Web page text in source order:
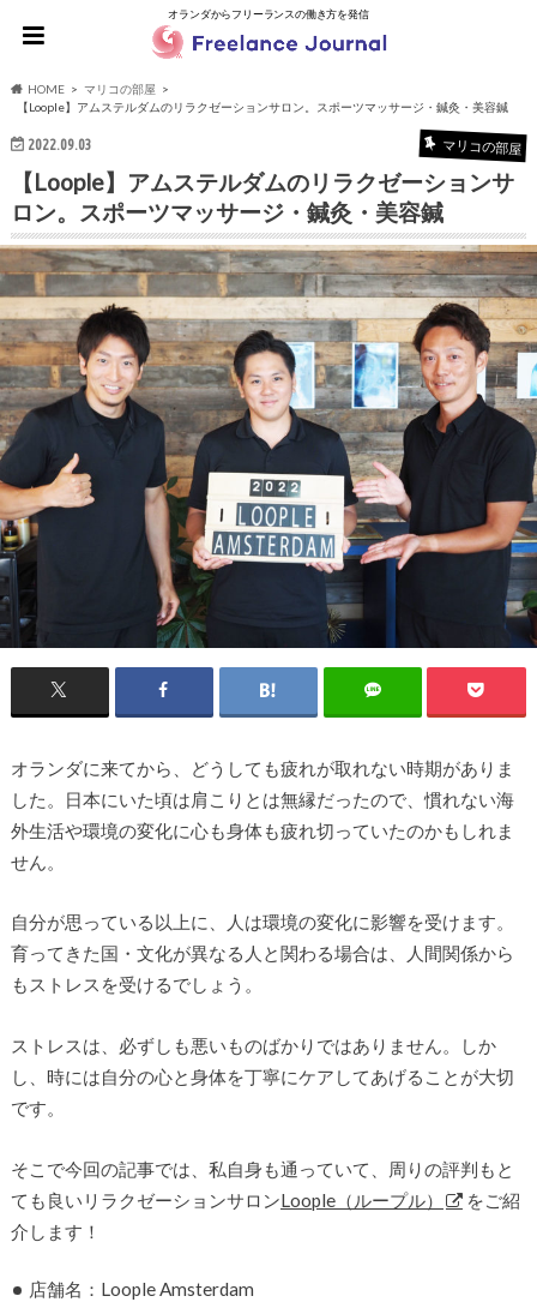
オランダからフリーランスの働き方を発信
HOME
マリコの部屋
【Loople】アムステルダムのリラクゼーションサロン。スポーツマッサージ・鍼灸・美容鍼
2022.09.03 マリコの部屋
【Loople】アムステルダムのリラクゼーションサ
ロン。スポーツマッサージ・鍼灸・美容鍼
オランダに来てから、どうしても疲れが取れない時期がありま
した。日本にいた頃は肩こりとは無縁だったので、慣れない海
外生活や環境の変化に心も身体も疲れ切っていたのかもしれま
せん。
自分が思っている以上に、人は環境の変化に影響を受けます。
育ってきた国・文化が異なる人と関わる場合は、人間関係から
もストレスを受けるでしょう。
ストレスは、必ずしも悪いものばかりではありません。しか
し、時には自分の心と身体を丁寧にケアしてあげることが大切
です。
そこで今回の記事では、私自身も通っていて、周りの評判もと
ても良いリラクゼーションサロンLoople（ループル）
をご紹
介します！
店舗名：Loople Amsterdam